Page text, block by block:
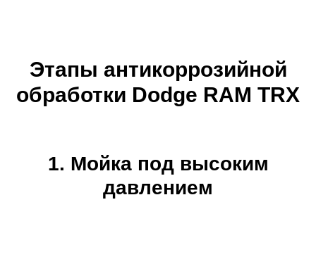
Этапы антикоррозийной
обработки Dodge RAM TRX
1. Мойка под высоким
давлением